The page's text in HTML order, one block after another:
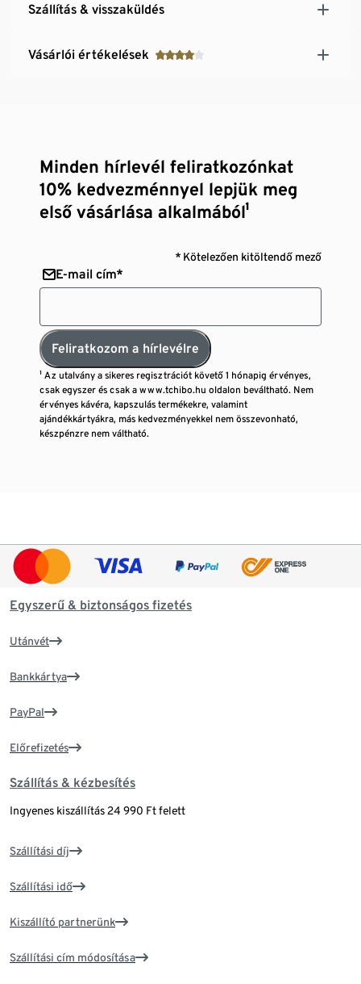
Szállítás & visszaküldés
Vásárlói értékelések
Minden hírlevél feliratkozónkat
10% kedvezménnyel lepjük meg
első vásárlása alkalmából¹
* Kötelezően kitöltendő mező
E-mail cím*
Feliratkozom a hírlevélre
¹ Az utalvány a sikeres regisztrációt követő 1 hónapig érvényes,
csak egyszer és csak a www.tchibo.hu oldalon beváltható. Nem
érvényes kávéra, kapszulás termékekre, valamint
ajándékkártyákra, más kedvezményekkel nem összevonható,
készpénzre nem váltható.
Egyszerű & biztonságos fizetés
Utánvét
Bankkártya
PayPal
Előrefizetés
Szállítás & kézbesítés
Ingyenes kiszállítás 24 990 Ft felett
Szállítási díj
Szállítási idő
Kiszállító partnerünk
Szállítási cím módosítása